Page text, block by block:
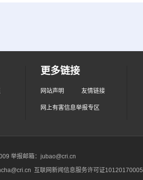
更多链接
网站声明 友情链接
网上有害信息举报专区
举报邮箱：jubao@cri.cn
互联网新闻信息服务许可证10120170005